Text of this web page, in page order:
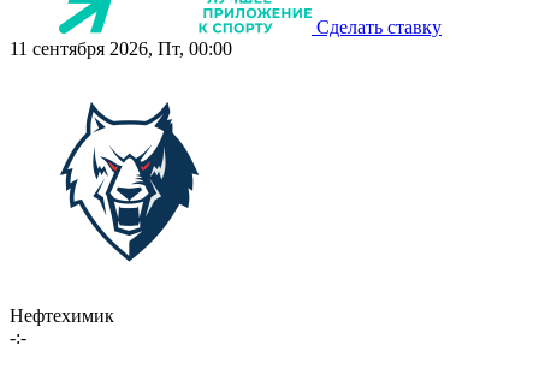
Сделать ставку
11 сентября 2026, Пт, 00:00
Нефтехимик
-:-